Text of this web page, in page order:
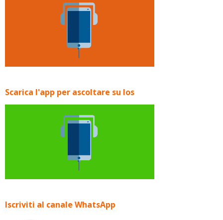
Scarica l'app per ascoltare su Ios
Iscriviti al canale WhatsApp